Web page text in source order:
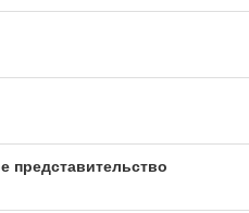
представительство